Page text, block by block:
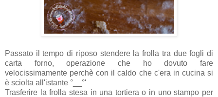
Passato il tempo di riposo stendere la frolla tra due fogli di
carta forno, operazione che ho dovuto fare
velocissimamente perchè con il caldo che c'era in cucina si
è sciolta all'istante °__°'
Trasferire la frolla stesa in una tortiera o in uno stampo per